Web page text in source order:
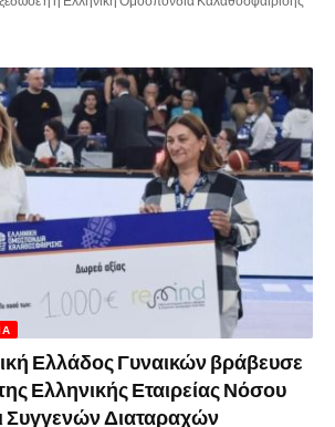
Ελλάδος Γυναικών βράβευσε
Ελληνικής Εταιρείας Νόσου
Διαταραχών